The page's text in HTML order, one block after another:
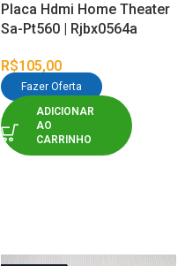
Placa Hdmi Home Theater
Sa-Pt560 | Rjbx0564a
R$105,00
Fazer Oferta
ADICIONAR
AO
CARRINHO